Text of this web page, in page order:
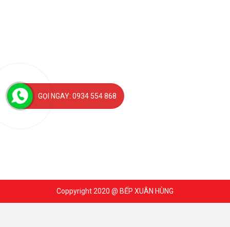
Coppyright 2020 @ BẾP XUÂN HÙNG
GỌI NGAY: 0934 554 868